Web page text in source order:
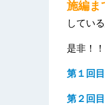
施編ま
してい
是非！！
第１回
第２